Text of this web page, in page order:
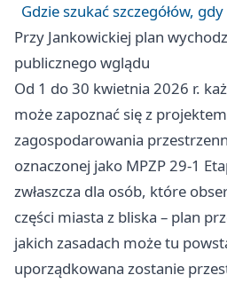
Gdzie szukać szczegółów,
Przy Jankowickiej plan
publicznego wglądu
Od 1 do 30 kwietnia 2026 r.
może zapoznać się z
zagospodarowania
oznaczonej jako MPZP 29-1
zwłaszcza dla osób, które
części miasta z bliska – plan
jakich zasadach może tu
uporządkowana zostanie